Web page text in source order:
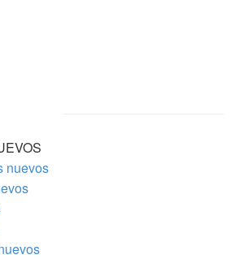
nuevos